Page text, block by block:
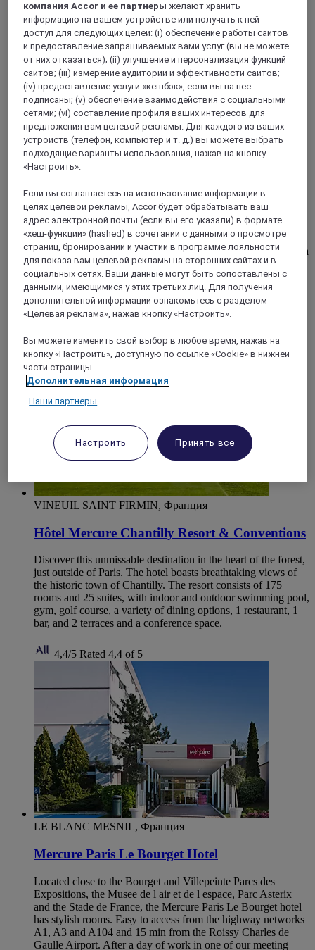
РУАССИ-АН-ФРАНС, Франция
Mercure Париж Аэропорт Руази Шарль-де-
Голль
Расположенный в двух шагах от аэропорта Шарль-де-
Голль и станций TGV и RER B (из аэропорта Шарль-де-
Голль в центр Парижа) отель Mercure Париж Руасси
Шарль-де-Голль предлагает просторные
комфортабельные номера с бесплатным WIFI.
Любителям изысканной кухни стоит попробовать блюда
от нашего шеф-повара. Деловые люди и туристы смогут
отдохнуть в спокойной парижской атмосфере. Гостей
отеля ждет бильярд, петанк, пинбол, Wii, игровые
автоматы, пинг-понг и фитнес-центр.
VINEUIL SAINT FIRMIN, Франция
Hôtel Mercure Chantilly Resort & Conventions
Discover this unmissable destination in the heart of the forest,
just outside of Paris. The hotel boasts breathtaking views of
the historic town of Chantilly. The resort consists of 175
rooms and 25 suites, with indoor and outdoor swimming pool,
gym, golf course, a variety of dining options, 1 restaurant, 1
bar, and 2 terraces and a conference space.
4,4/5 Rated 4,4 of 5
LE BLANC MESNIL, Франция
Mercure Paris Le Bourget Hotel
Located close to the Bourget and Villepeinte Parcs des
Expositions, the Musee de l air et de l espace, Parc Asterix
and the Stade de France, the Mercure Paris Le Bourget hotel
has stylish rooms. Easy to access from the highway networks
A1, A3 and A104 and 15 min from the Roissy Charles de
Gaulle Airport. After a day of work in one of our meeting
компания Accor и ее партнеры желают хранить
информацию на вашем устройстве или получать к ней
доступ для следующих целей: (i) обеспечение работы сайтов
и предоставление запрашиваемых вами услуг (вы не можете
от них отказаться); (ii) улучшение и персонализация функций
сайтов; (iii) измерение аудитории и эффективности сайтов;
(iv) предоставление услуги «кешбэк», если вы на нее
подписаны; (v) обеспечение взаимодействия с социальными
сетями; (vi) составление профиля ваших интересов для
предложения вам целевой рекламы. Для каждого из ваших
устройств (телефон, компьютер и т. д.) вы можете выбрать
подходящие варианты использования, нажав на кнопку
«Настроить».
Если вы соглашаетесь на использование информации в
целях целевой рекламы, Accor будет обрабатывать ваш
адрес электронной почты (если вы его указали) в формате
«хеш-функции» (hashed) в сочетании с данными о просмотре
страниц, бронировании и участии в программе лояльности
для показа вам целевой рекламы на сторонних сайтах и в
социальных сетях. Ваши данные могут быть сопоставлены с
данными, имеющимися у этих третьих лиц. Для получения
дополнительной информации ознакомьтесь с разделом
«Целевая реклама», нажав кнопку «Настроить».
Вы можете изменить свой выбор в любое время, нажав на
кнопку «Настроить», доступную по ссылке «Cookie» в нижней
части страницы.
Дополнительная информация
Наши партнеры
Настроить Принять все